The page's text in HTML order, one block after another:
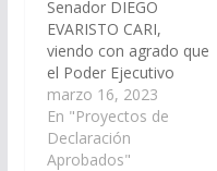
Senador DIEGO
EVARISTO CARI,
viendo con agrado que
el Poder Ejecutivo
Provincial, a través de
los organismos
correspondan, tomen
las medidas necesarias
marzo 16, 2023
En "Proyectos de
Declaración
Aprobados"